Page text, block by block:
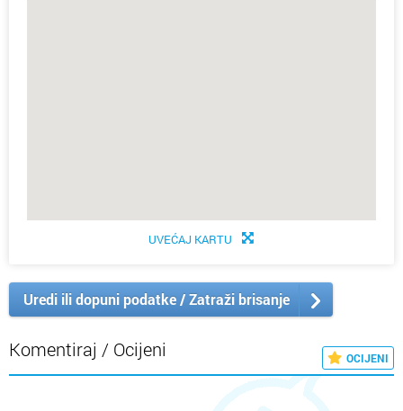
UVEĆAJ KARTU
Uredi ili dopuni podatke / Zatraži brisanje
Komentiraj / Ocijeni OCIJENI